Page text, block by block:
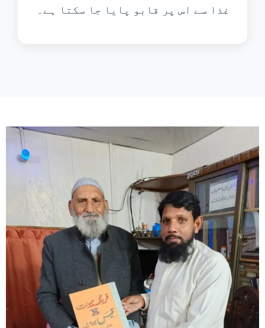
غذا سے اس پر قابو پایا جا سکتا ہے۔